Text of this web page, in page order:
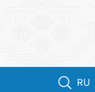
RU